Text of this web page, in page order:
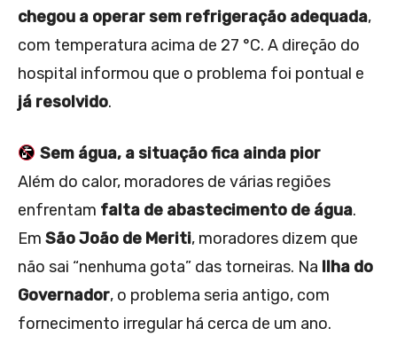
chegou a operar sem refrigeração adequada,
com temperatura acima de 27 °C. A direção do
hospital informou que o problema foi pontual e
já resolvido.
Sem água, a situação fica ainda pior
Além do calor, moradores de várias regiões
enfrentam falta de abastecimento de água.
Em São João de Meriti, moradores dizem que
não sai “nenhuma gota” das torneiras. Na Ilha do
Governador, o problema seria antigo, com
fornecimento irregular há cerca de um ano.